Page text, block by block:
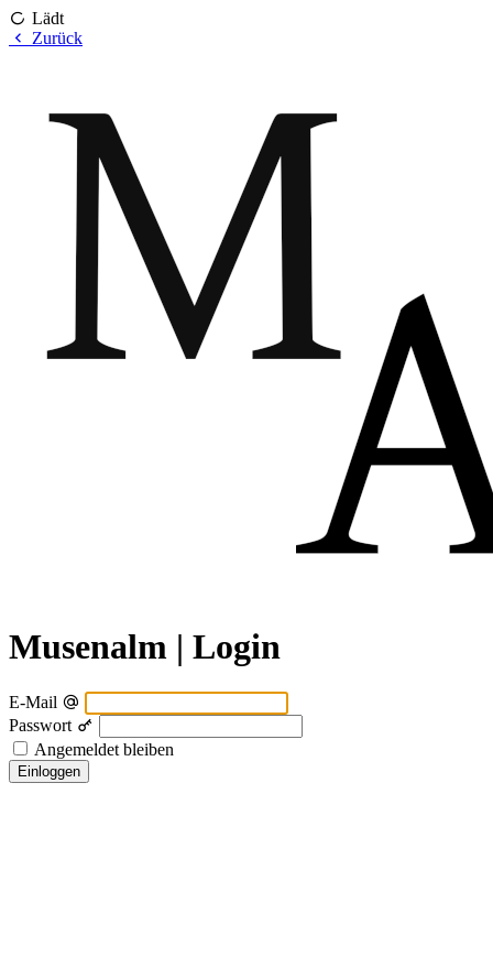
Lädt
Zurück
Musenalm | Login
E-Mail
Passwort
Angemeldet bleiben
Einloggen